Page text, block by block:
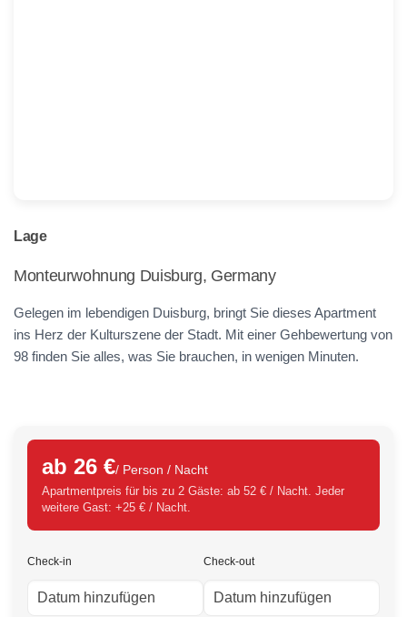
Lage
Monteurwohnung Duisburg, Germany
Gelegen im lebendigen Duisburg, bringt Sie dieses Apartment
ins Herz der Kulturszene der Stadt. Mit einer Gehbewertung von
98 finden Sie alles, was Sie brauchen, in wenigen Minuten.
ab 26 €/ Person / Nacht
Apartmentpreis für bis zu 2 Gäste: ab 52 € / Nacht. Jeder
weitere Gast: +25 € / Nacht.
Check-in Check-out